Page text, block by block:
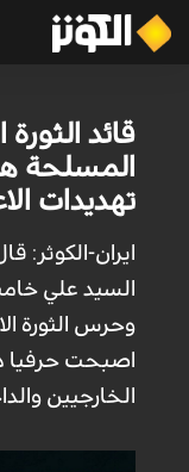
قائد
المسلحة
تهديدات
ايران-الكوثر:
السيد علي
وحرس الثورة
اصبحت حرفيا
الخارجيين